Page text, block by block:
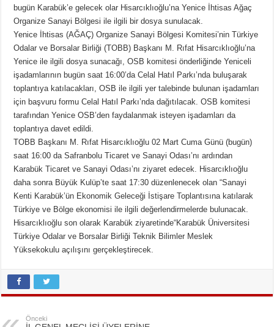
bugün Karabük’e gelecek olar Hisarcıklıoğlu’na Yenice İhtisas Ağaç
Organize Sanayi Bölgesi ile ilgili bir dosya sunulacak.
Yenice İhtisas (AĞAÇ) Organize Sanayi Bölgesi Komitesi’nin Türkiye
Odalar ve Borsalar Birliği (TOBB) Başkanı M. Rıfat Hisarcıklıoğlu’na
Yenice ile ilgili dosya sunacağı, OSB komitesi önderliğinde Yeniceli
işadamlarının bugün saat 16:00’da Celal Hatıl Parkı’nda buluşarak
toplantıya katılacakları, OSB ile ilgili yer talebinde bulunan işadamları
için başvuru formu Celal Hatıl Parkı’nda dağıtılacak. OSB komitesi
tarafından Yenice OSB’den faydalanmak isteyen işadamları da
toplantıya davet edildi.
TOBB Başkanı M. Rıfat Hisarcıklıoğlu 02 Mart Cuma Günü (bugün)
saat 16:00 da Safranbolu Ticaret ve Sanayi Odası’nı ardından
Karabük Ticaret ve Sanayi Odası’nı ziyaret edecek. Hisarcıklıoğlu
daha sonra Büyük Kulüp’te saat 17:30 düzenlenecek olan “Sanayi
Kenti Karabük’ün Ekonomik Geleceği İstişare Toplantısına katılarak
Türkiye ve Bölge ekonomisi ile ilgili değerlendirmelerde bulunacak.
Hisarcıklıoğlu son olarak Karabük ziyaretinde“Karabük Üniversitesi
Türkiye Odalar ve Borsalar Birliği Teknik Bilimler Meslek
Yüksekokulu açılışını gerçekleştirecek.
Önceki